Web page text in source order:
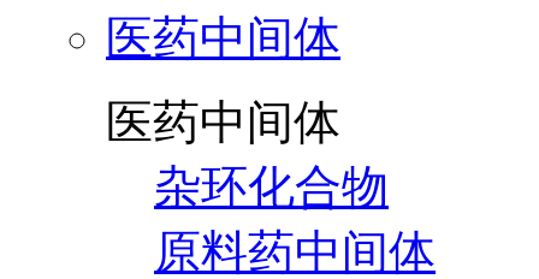
医药中间体
医药中间体
杂环化合物
原料药中间体